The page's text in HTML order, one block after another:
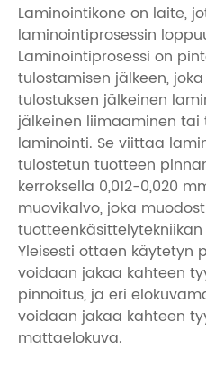
Laminointikone on laite,
laminointiprosessin
Laminointiprosessi on
tulostamisen jälkeen,
tulostuksen jälkeinen
jälkeinen liimaaminen tai
laminointi. Se viittaa
tulostetun tuotteen
kerroksella 0,012-0,020
muovikalvo, joka
Yleisesti ottaen käytetyn
voidaan jakaa kahteen
pinnoitus, ja eri
voidaan jakaa kahteen
mattaelokuva.